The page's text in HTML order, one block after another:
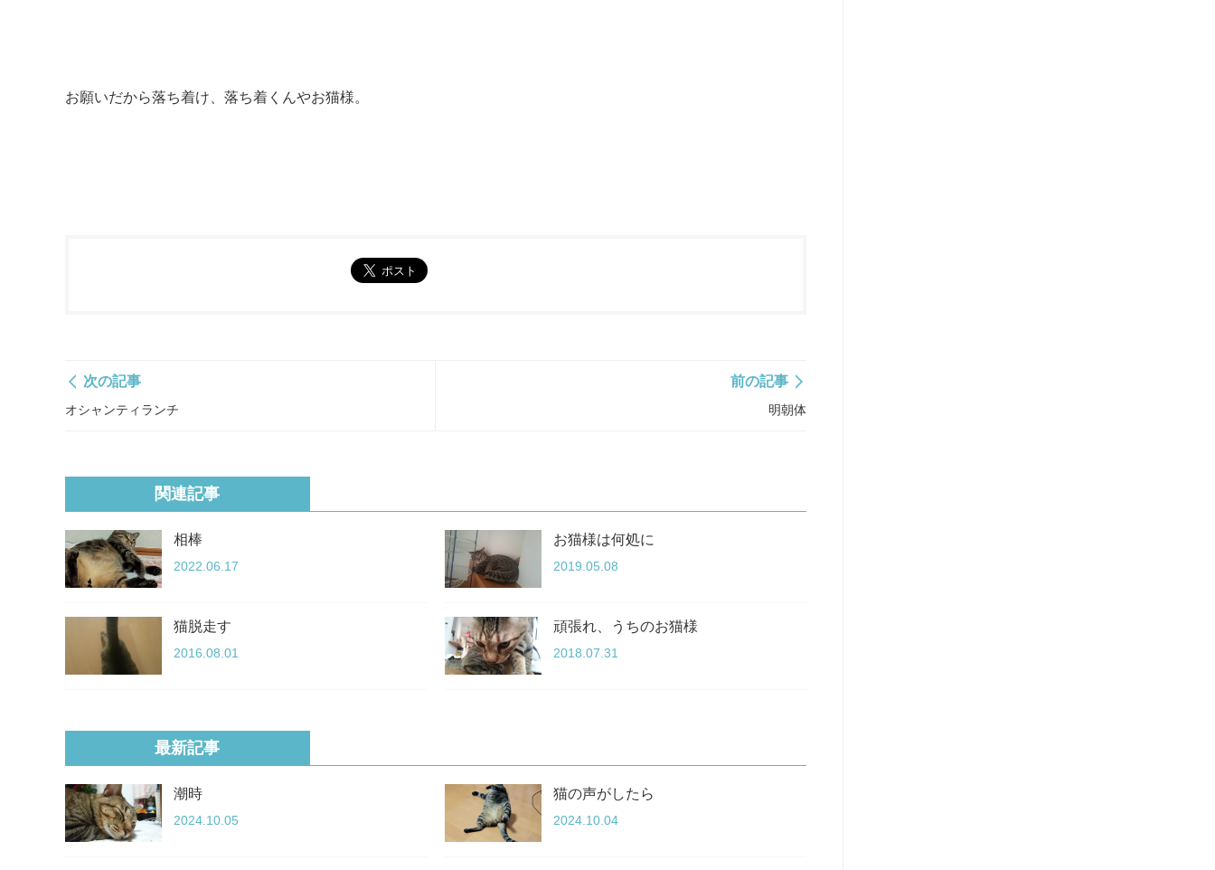
お願いだから落ち着け、落ち着くんやお猫様。
次の記事
オシャンティランチ
前の記事
明朝体
関連記事
相棒
2022.06.17
お猫様は何処に
2019.05.08
猫脱走す
2016.08.01
頑張れ、うちのお猫様
2018.07.31
最新記事
潮時
2024.10.05
猫の声がしたら
2024.10.04